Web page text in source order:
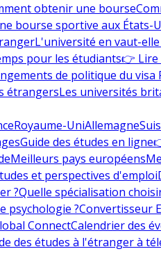
obtenir une bourse
bourse sportive aux États-
L'université en vaut-elle
pour les étudiants👉 Lire
de politique du visa
étrangersLes universités
Royaume-UniAllemagne
Guide des études en ligne
Meilleurs pays européens
et perspectives d'emploi
?Quelle spécialisation
psychologie ?Convertisseur
ConnectCalendrier des
des études à l'étranger à